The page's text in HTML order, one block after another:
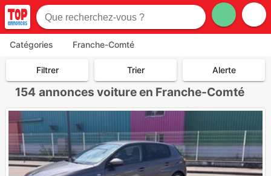
Catégories Franche-Comté
Filtrer Trier Alerte
154 annonces voiture en Franche-Comté